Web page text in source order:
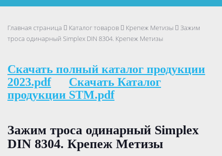
Главная страница Каталог товаров Крепеж Метизы
Зажим
троса одинарный Simplex DIN 8304. Крепеж Метизы
Скачать полный каталог продукции
2023.pdf
Скачать Каталог
продукции STM.pdf
Зажим троса одинарный Simplex
DIN 8304. Крепеж Метизы